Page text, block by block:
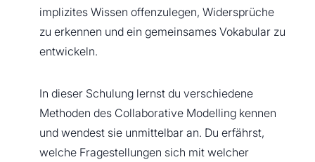
implizites Wissen offenzulegen, Widersprüche
zu erkennen und ein gemeinsames Vokabular zu
entwickeln.
In dieser Schulung lernst du verschiedene
Methoden des Collaborative Modelling kennen
und wendest sie unmittelbar an. Du erfährst,
welche Fragestellungen sich mit welcher